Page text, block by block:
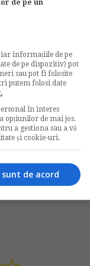
de cel
numai de
27 din
de pe un
iar informațiile de pe
de pe dispozitiv) pot
sau pot fi folosite
putem folosi date
în interes
opțiunilor de mai jos.
a gestiona sau a vă
și cookie-uri.
sunt de acord